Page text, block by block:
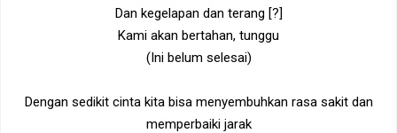
Dan kegelapan dan terang [?]
Kami akan bertahan, tunggu
(Ini belum selesai)
Dengan sedikit cinta kita bisa menyembuhkan rasa sakit dan
memperbaiki jarak